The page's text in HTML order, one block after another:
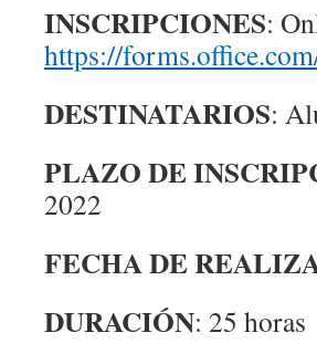
INSCRIPCIONES:
https://
DESTINATARIOS:
PLAZO DE
2022
FECHA DE
DURACIÓN: 25 horas